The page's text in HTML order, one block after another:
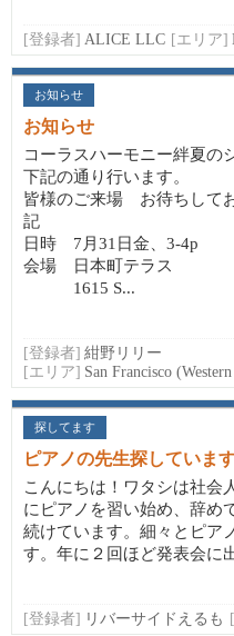
[登録者] ALICE LLC [エリア]
お知らせ
お知らせ
コーラスハーモニー絆夏の
下記の通り行います。
皆様のご来場 お待ちして
記
日時 7月31日金、3-4p
会場 日本町テラス
1615 S...
[登録者] 紺野リリー
[エリア] San Francisco
探してます
ピアノの先生探していま
こんにちは！ワタシは社会
にピアノを習い始め、辞め
続けています。細々とピア
す。年に２回ほど発表会に
[登録者] リバーサイドえるも